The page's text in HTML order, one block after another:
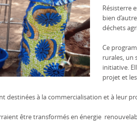
Résisterre
bien
déchets
Ce
rurales, un
initiative.
projet et
destinées à la commercialisation et à leur
être transformés en énergie